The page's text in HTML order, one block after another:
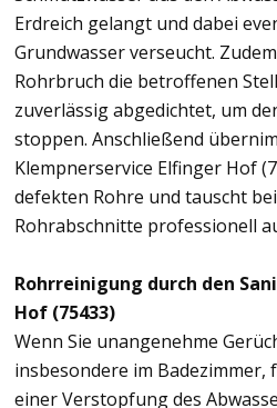
Erdreich gelangt und dabei
Grundwasser verseucht.
Rohrbruch die betroffenen
zuverlässig abgedichtet, um
stoppen. Anschließend
Klempnerservice Elfinger Hof
defekten Rohre und tauscht
Rohrabschnitte professionell
Rohrreinigung durch den
Hof (75433)
Wenn Sie unangenehme
insbesondere im Badezimmer,
einer Verstopfung des